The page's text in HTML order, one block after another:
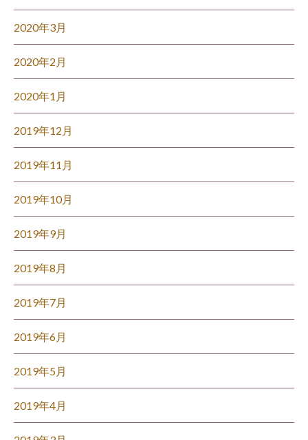
2020年3月
2020年2月
2020年1月
2019年12月
2019年11月
2019年10月
2019年9月
2019年8月
2019年7月
2019年6月
2019年5月
2019年4月